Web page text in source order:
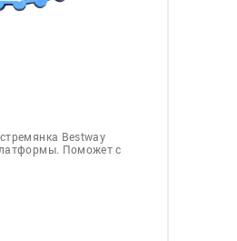
Bestway
Поможет с